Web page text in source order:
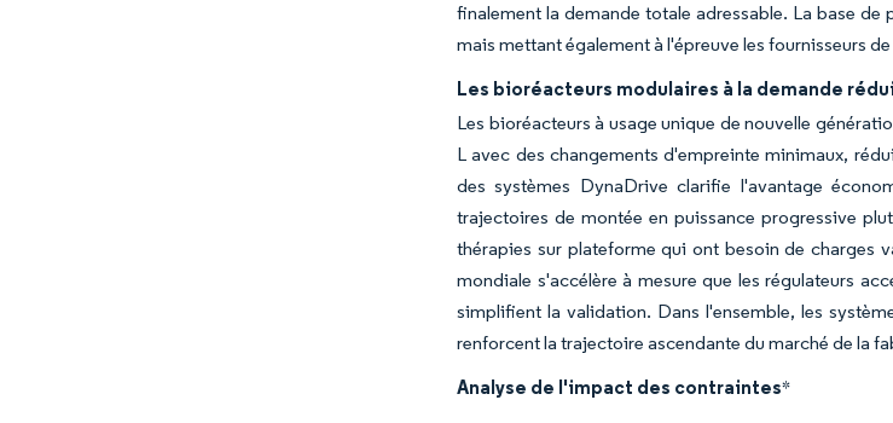
finalement la demande totale adressable. La base
mais mettant également à l'épreuve les fournisseurs
Les bioréacteurs modulaires à la demande
Les bioréacteurs à usage unique de nouvelle
L avec des changements d'empreinte minimaux,
des systèmes DynaDrive clarifie l'avantage
trajectoires de montée en puissance progressive
thérapies sur plateforme qui ont besoin de charges
mondiale s'accélère à mesure que les régulateurs
simplifient la validation. Dans l'ensemble, les
renforcent la trajectoire ascendante du marché de la
Analyse de l'impact des contraintes*